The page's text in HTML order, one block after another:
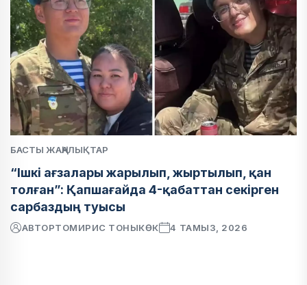
БАСТЫ ЖАҢАЛЫҚТАР
“Ішкі ағзалары жарылып, жыртылып, қан
толған”: Қапшағайда 4-қабаттан секірген
сарбаздың туысы
АВТОРТОМИРИС ТОНЫКӨК 4 ТАМЫЗ, 2026